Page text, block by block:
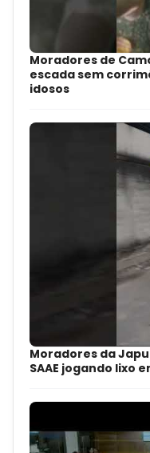
Moradores de
escada sem
idosos
Moradores da
SAAE jogando lixo